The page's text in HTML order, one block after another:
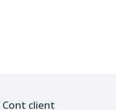
Cont client